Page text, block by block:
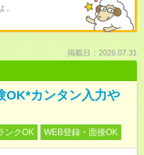
。
掲載日：2026.07.31
OK*カンタン入力や
ンクOK WEB登録・面接OK